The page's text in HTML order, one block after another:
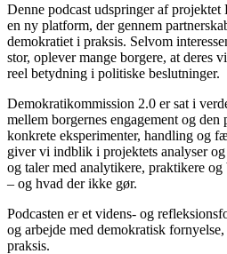
Denne podcast udspringer af
en ny platform, der gennem
demokratiet i praksis. Selvom
stor, oplever mange borgere, at deres
reel betydning i politiske beslutninger.
Demokratikommission 2.0 er sat i
mellem borgernes engagement og
konkrete eksperimenter, handling og
giver vi indblik i projektets analyser
og taler med analytikere, praktikere
– og hvad der ikke gør.
Podcasten er et videns- og
og arbejde med demokratisk
praksis.